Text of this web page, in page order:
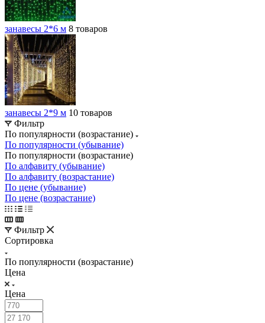
занавесы 2*6 м 8 товаров
занавесы 2*9 м 10 товаров
Фильтр
По популярности (возрастание)
По популярности (убывание)
По популярности (возрастание)
По алфавиту (убывание)
По алфавиту (возрастание)
По цене (убывание)
По цене (возрастание)
Фильтр
Сортировка
По популярности (возрастание)
Цена
Цена